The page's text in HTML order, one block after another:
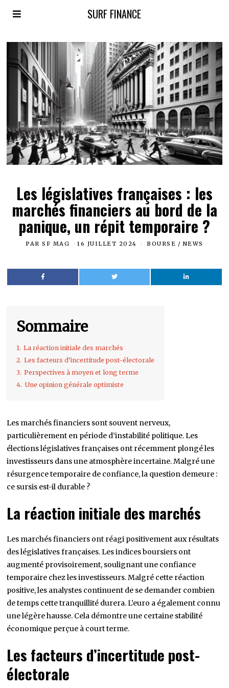
SURF FINANCE
Les législatives françaises : les
marchés financiers au bord de la
panique, un répit temporaire ?
PARSF MAG 16 JUILLET 2024 BOURSE / NEWS
Sommaire
1. La réaction initiale des marchés
2. Les facteurs d’incertitude post-électorale
3. Perspectives à moyen et long terme
4. Une opinion générale optimiste
Les marchés financiers sont souvent nerveux,
particulièrement en période d’instabilité politique. Les
élections législatives françaises ont récemment plongé les
investisseurs dans une atmosphère incertaine. Malgré une
résurgence temporaire de confiance, la question demeure :
ce sursis est-il durable ?
La réaction initiale des marchés
Les marchés financiers ont réagi positivement aux résultats
des législatives françaises. Les indices boursiers ont
augmenté provisoirement, soulignant une confiance
temporaire chez les investisseurs. Malgré cette réaction
positive, les analystes continuent de se demander combien
de temps cette tranquillité durera. L’euro a également connu
une légère hausse. Cela démontre une certaine stabilité
économique perçue à court terme.
Les facteurs d’incertitude post-
électorale